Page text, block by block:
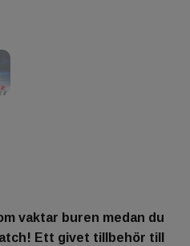
vaktar buren medan du
Ett givet tillbehör till